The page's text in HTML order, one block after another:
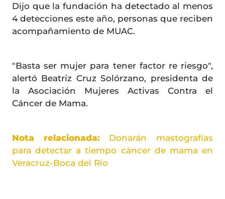
Dijo que la fundación ha detectado al menos
4 detecciones este año, personas que reciben
acompañamiento de MUAC.
"Basta ser mujer para tener factor re riesgo",
alertó Beatriz Cruz Solórzano, presidenta de
la Asociación Mujeres Activas Contra el
Cáncer de Mama.
Nota relacionada: Donarán mastografías
para detectar a tiempo cáncer de mama en
Veracruz-Boca del Río